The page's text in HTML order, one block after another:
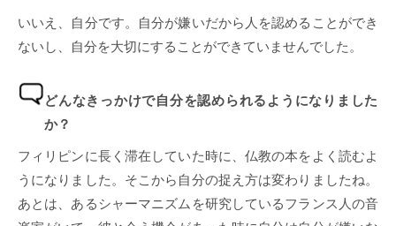
いいえ、自分です。自分が嫌いだから人を認めることができ
ないし、自分を大切にすることができていませんでした。
どんなきっかけで自分を認められるようになりました
か？
フィリピンに長く滞在していた時に、仏教の本をよく読むよ
うになりました。そこから自分の捉え方は変わりましたね。
あとは、あるシャーマニズムを研究しているフランス人の音